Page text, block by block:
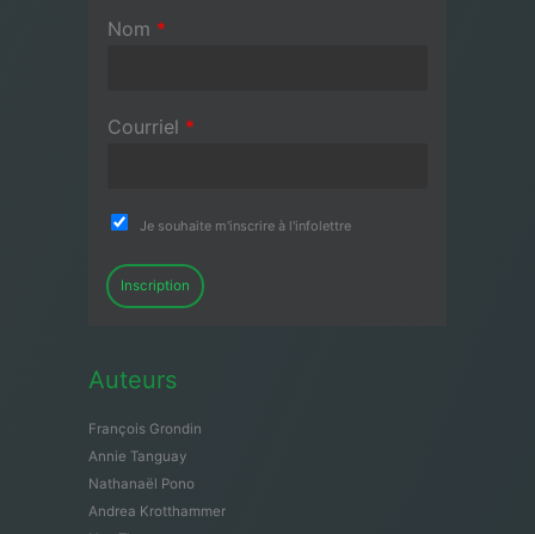
Nom *
Courriel *
Je souhaite m'inscrire à l'infolettre
Inscription
Auteurs
François Grondin
Annie Tanguay
Nathanaël Pono
Andrea Krotthammer